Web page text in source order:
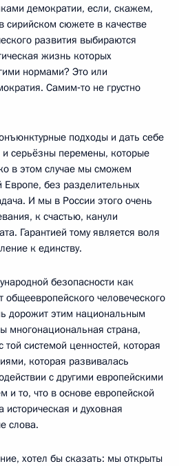
демократии, если, скажем,
сирийском сюжете в качестве
развития выбираются
жизнь которых
нормами? Это или
Самим‑то не грустно
подходы и дать себе
и серьёзны перемены, которые
в этом случае мы сможем
Европе, без разделительных
И мы в России этого очень
к счастью, канули
Гарантией тому является воля
к единству.
безопасности как
общеевропейского человеческого
дорожит этим национальным
многонациональная страна,
системой ценностей, которая
которая развивалась
с другими европейскими
и то, что в основе европейской
и духовная
слова.
хотел бы сказать: мы открыты